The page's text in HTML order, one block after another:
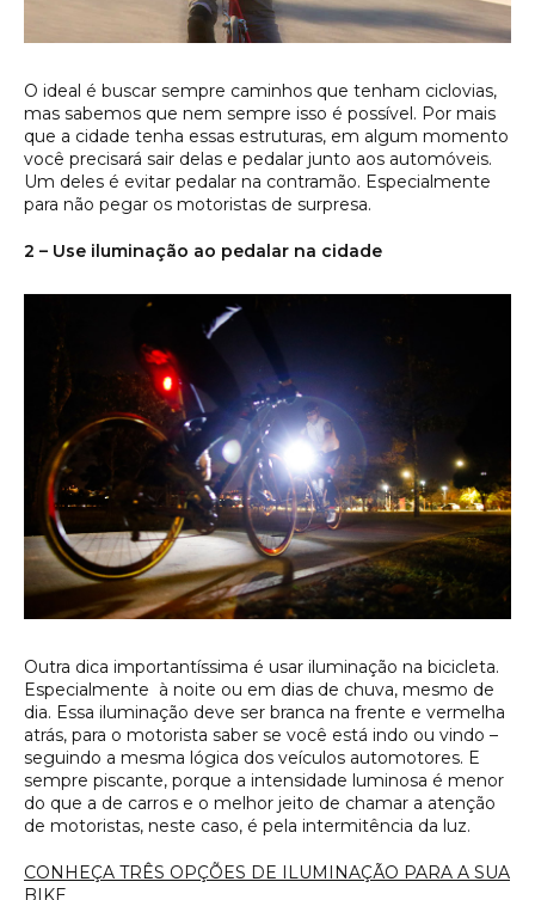
O ideal é buscar sempre caminhos que tenham ciclovias,
mas sabemos que nem sempre isso é possível. Por mais
que a cidade tenha essas estruturas, em algum momento
você precisará sair delas e pedalar junto aos automóveis.
Um deles é evitar pedalar na contramão. Especialmente
para não pegar os motoristas de surpresa.
2 – Use iluminação ao pedalar na cidade
Outra dica importantíssima é usar iluminação na bicicleta.
Especialmente à noite ou em dias de chuva, mesmo de
dia. Essa iluminação deve ser branca na frente e vermelha
atrás, para o motorista saber se você está indo ou vindo –
seguindo a mesma lógica dos veículos automotores. E
sempre piscante, porque a intensidade luminosa é menor
do que a de carros e o melhor jeito de chamar a atenção
de motoristas, neste caso, é pela intermitência da luz.
CONHEÇA TRÊS OPÇÕES DE ILUMINAÇÃO PARA A SUA
BIKE